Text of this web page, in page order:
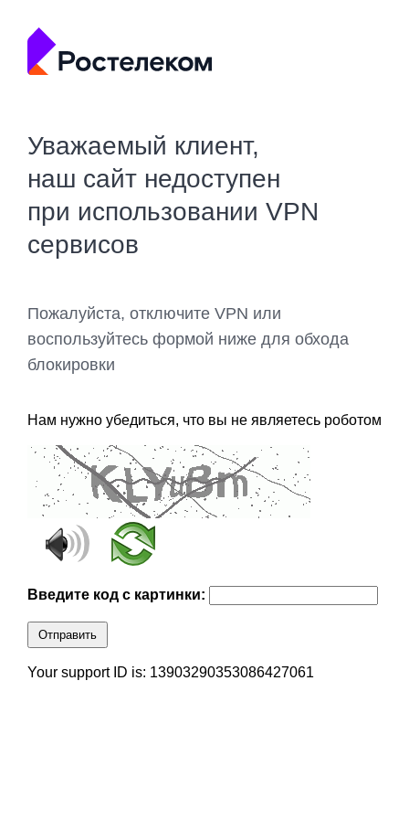
Уважаемый клиент,
наш сайт недоступен
при использовании VPN
сервисов
Пожалуйста, отключите VPN или
воспользуйтесь формой ниже для обхода
блокировки
Нам нужно убедиться, что вы не являетесь роботом
Введите код с картинки:
Отправить
Your support ID is: 13903290353086427061